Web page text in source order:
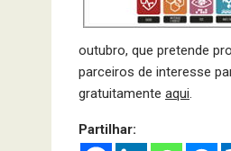
outubro, que pretende
parceiros de interesse
gratuitamente aqui.
Partilhar: